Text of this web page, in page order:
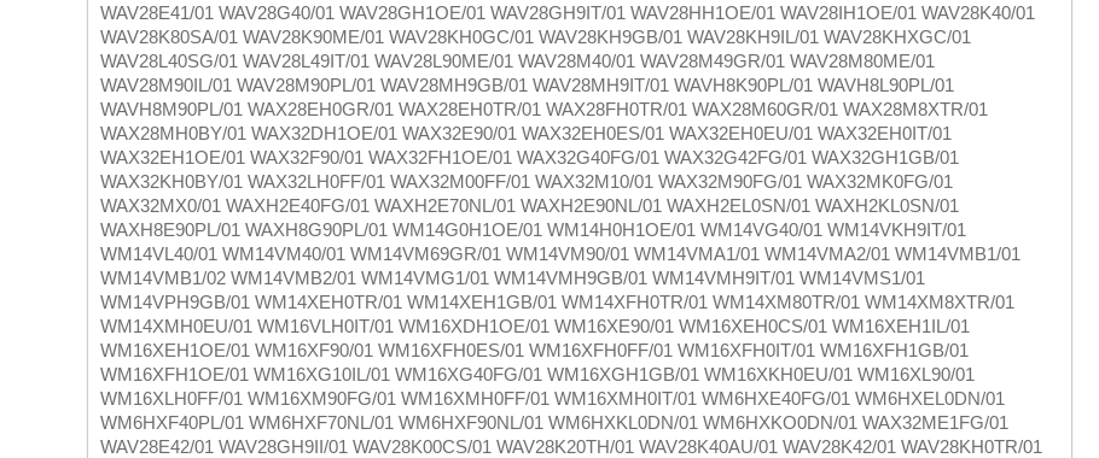
WAV28E41/01 WAV28G40/01 WAV28GH1OE/01 WAV28GH9IT/01 WAV28HH1OE/01 WAV28IH1OE/01 WAV28K40/01
WAV28K80SA/01 WAV28K90ME/01 WAV28KH0GC/01 WAV28KH9GB/01 WAV28KH9IL/01 WAV28KHXGC/01
WAV28L40SG/01 WAV28L49IT/01 WAV28L90ME/01 WAV28M40/01 WAV28M49GR/01 WAV28M80ME/01
WAV28M90IL/01 WAV28M90PL/01 WAV28MH9GB/01 WAV28MH9IT/01 WAVH8K90PL/01 WAVH8L90PL/01
WAVH8M90PL/01 WAX28EH0GR/01 WAX28EH0TR/01 WAX28FH0TR/01 WAX28M60GR/01 WAX28M8XTR/01
WAX28MH0BY/01 WAX32DH1OE/01 WAX32E90/01 WAX32EH0ES/01 WAX32EH0EU/01 WAX32EH0IT/01
WAX32EH1OE/01 WAX32F90/01 WAX32FH1OE/01 WAX32G40FG/01 WAX32G42FG/01 WAX32GH1GB/01
WAX32KH0BY/01 WAX32LH0FF/01 WAX32M00FF/01 WAX32M10/01 WAX32M90FG/01 WAX32MK0FG/01
WAX32MX0/01 WAXH2E40FG/01 WAXH2E70NL/01 WAXH2E90NL/01 WAXH2EL0SN/01 WAXH2KL0SN/01
WAXH8E90PL/01 WAXH8G90PL/01 WM14G0H1OE/01 WM14H0H1OE/01 WM14VG40/01 WM14VKH9IT/01
WM14VL40/01 WM14VM40/01 WM14VM69GR/01 WM14VM90/01 WM14VMA1/01 WM14VMA2/01 WM14VMB1/01
WM14VMB1/02 WM14VMB2/01 WM14VMG1/01 WM14VMH9GB/01 WM14VMH9IT/01 WM14VMS1/01
WM14VPH9GB/01 WM14XEH0TR/01 WM14XEH1GB/01 WM14XFH0TR/01 WM14XM80TR/01 WM14XM8XTR/01
WM14XMH0EU/01 WM16VLH0IT/01 WM16XDH1OE/01 WM16XE90/01 WM16XEH0CS/01 WM16XEH1IL/01
WM16XEH1OE/01 WM16XF90/01 WM16XFH0ES/01 WM16XFH0FF/01 WM16XFH0IT/01 WM16XFH1GB/01
WM16XFH1OE/01 WM16XG10IL/01 WM16XG40FG/01 WM16XGH1GB/01 WM16XKH0EU/01 WM16XL90/01
WM16XLH0FF/01 WM16XM90FG/01 WM16XMH0FF/01 WM16XMH0IT/01 WM6HXE40FG/01 WM6HXEL0DN/01
WM6HXF40PL/01 WM6HXF70NL/01 WM6HXF90NL/01 WM6HXKL0DN/01 WM6HXKO0DN/01 WAX32ME1FG/01
WAV28E42/01 WAV28GH9II/01 WAV28K00CS/01 WAV28K20TH/01 WAV28K40AU/01 WAV28K42/01 WAV28KH0TR/01